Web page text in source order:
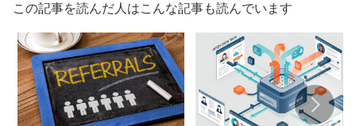
この記事を読んだ人はこんな記事も読んでいます